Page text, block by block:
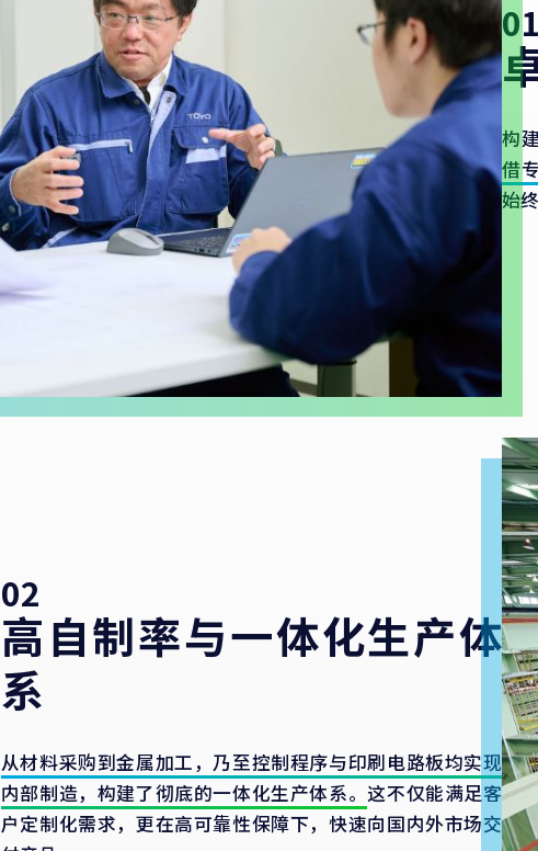
01
构
借
始
02
高自制率与一体化生产体
系
从材料采购到金属加工，乃至控制程序与印刷电路板均实现
内部制造，构建了彻底的一体化生产体系。这不仅能满足客
户定制化需求，更在高可靠性保障下，快速向国内外市场交